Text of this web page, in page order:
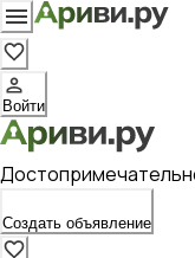
Войти
Создать объявление